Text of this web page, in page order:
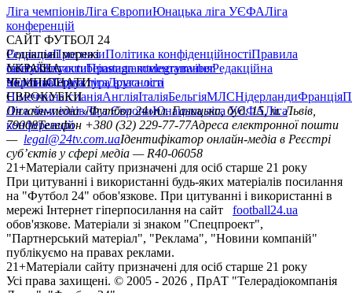
Ліга чемпіонівЛіга ЄвропиЮнацька ліга УЄФАЛіга
конференцій
САЙТ ФУТБОЛ 24
РедакціяПрогнозиПолітика конфіденційностіПравила
сайтуКонтактиПравила коментуванняРедакційна
політикаСтруктура власності
Соціальні мережі
facebookxyoutubeinstagramtelegramviber
УКРАЇНА
УкраїнаПерша лігаДруга ліга
ЧЕМПІОНАТИ
НімеччинаІспаніяАнгліяІталіяБельгіяМЛСНідерландиФранція
ЄВРОКУБКИ
Ліга чемпіонівЛіга ЄвропиЮнацька ліга УЄФАЛіга
конференцій
Онлайн-медіа «Футбол 24»пл. Галицька, буд. 15, м. Львів,
79008Телефон +380 (32) 229-77-77Адреса електронної пошти
— legal@24tv.com.uaІдентифікатор онлайн-медіа в Реєстрі
суб’єктів у сфері медіа — R40-06058
21+Матеріали сайту призначені для осіб старше 21 року
При цитуванні і використанні будь-яких матеріалів посилання
на "Футбол 24" обов'язкове. При цитуванні і використанні в
мережі Інтернет гіперпосилання на сайт
football24.ua
обов'язкове. Матеріали зі знаком "Спецпроект",
"Партнерський матеріал", "Реклама", "Новини компаній"
публікуємо на правах реклами.
21+Матеріали сайту призначені для осіб старше 21 року
Усi права захищенi. © 2005 - 2026 , ПрАТ "Телерадіокомпанія